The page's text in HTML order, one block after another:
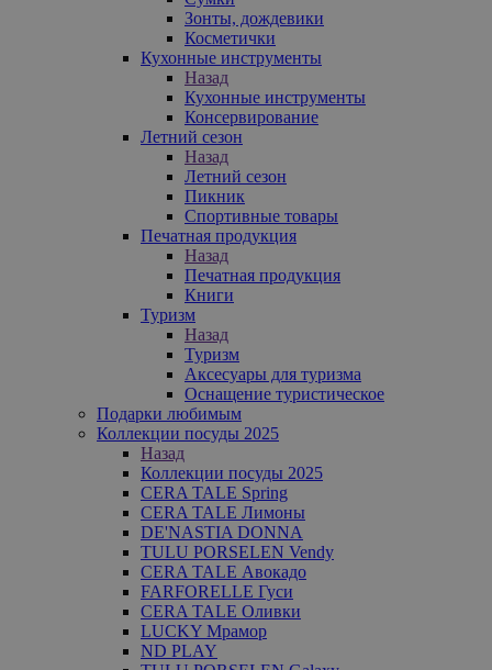
Зонты, дождевики
Косметички
Кухонные инструменты
Назад
Кухонные инструменты
Консервирование
Летний сезон
Назад
Летний сезон
Пикник
Спортивные товары
Печатная продукция
Назад
Печатная продукция
Книги
Туризм
Назад
Туризм
Аксесуары для туризма
Оснащение туристическое
Подарки любимым
Коллекции посуды 2025
Назад
Коллекции посуды 2025
CERA TALE Spring
CERA TALE Лимоны
DE'NASTIA DONNA
TULU PORSELEN Vendy
CERA TALE Авокадо
FARFORELLE Гуси
CERA TALE Оливки
LUCKY Мрамор
ND PLAY